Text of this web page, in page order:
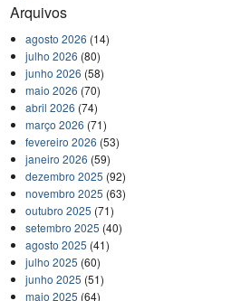
Arquivos
agosto 2026 (14)
julho 2026 (80)
junho 2026 (58)
maio 2026 (70)
abril 2026 (74)
março 2026 (71)
fevereiro 2026 (53)
janeiro 2026 (59)
dezembro 2025 (92)
novembro 2025 (63)
outubro 2025 (71)
setembro 2025 (40)
agosto 2025 (41)
julho 2025 (60)
junho 2025 (51)
maio 2025 (64)